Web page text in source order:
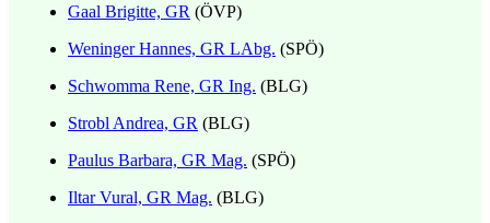
Gaal Brigitte, GR (ÖVP)
Weninger Hannes, GR LAbg. (SPÖ)
Schwomma Rene, GR Ing. (BLG)
Strobl Andrea, GR (BLG)
Paulus Barbara, GR Mag. (SPÖ)
Iltar Vural, GR Mag. (BLG)